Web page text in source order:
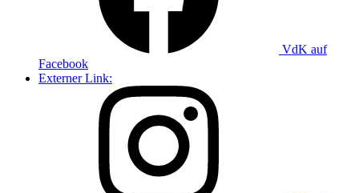
VdK auf
Facebook
Externer Link: